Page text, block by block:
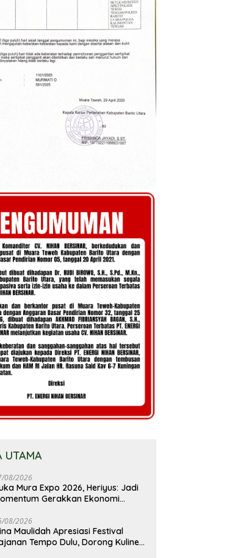
UTAMA
08/2026
Mura Expo 2026, Heriyus: Jadi
Gerakkan Ekonomi
08/2026
Maulidah Apresiasi Festival
Tempo Dulu, Dorong Kuliner